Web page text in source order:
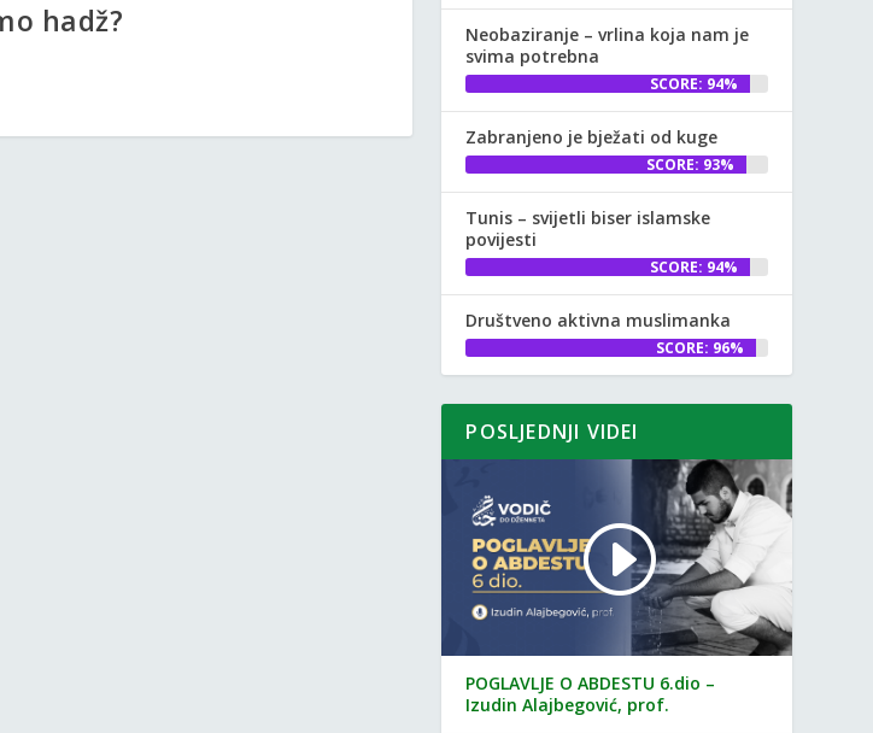
hadž?
Neobaziranje – vrlina koja nam je
svima potrebna
SCORE: 94%
Zabranjeno je bježati od kuge
SCORE: 93%
Tunis – svijetli biser islamske
povijesti
SCORE: 94%
Društveno aktivna muslimanka
SCORE: 96%
POSLJEDNJI VIDEI
POGLAVLJE O ABDESTU 6.dio –
Izudin Alajbegović, prof.